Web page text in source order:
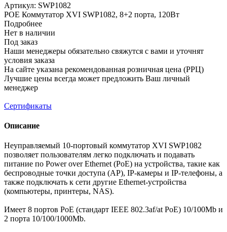
Артикул: SWP1082
POE Коммутатор XVI SWP1082, 8+2 порта, 120Вт
Подробнее
Нет в наличии
Под заказ
Наши менеджеры обязательно свяжутся с вами и уточнят
условия заказа
На сайте указана рекомендованная розничная цена (РРЦ)
Лучшие цены всегда может предложить Ваш личный
менеджер
Сертификаты
Описание
Неуправляемый 10-портовый коммутатор XVI SWP1082
позволяет пользователям легко подключать и подавать
питание по Power over Ethernet (PoE) на устройства, такие как
беспроводные точки доступа (АР), IP-камеры и IP-телефоны, а
также подключать к сети другие Ethernet-устройства
(компьютеры, принтеры, NAS).
Имеет 8 портов PoE (стандарт IEEE 802.3af/at PoE) 10/100Mb и
2 порта 10/100/1000Mb.